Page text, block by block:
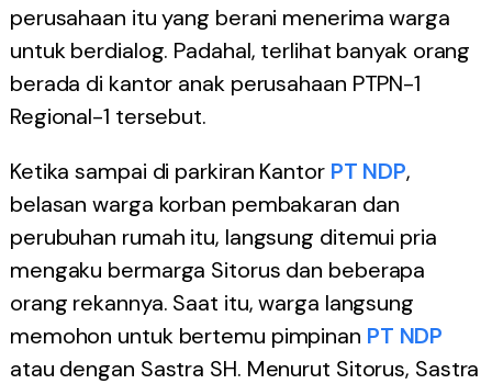
perusahaan itu yang berani menerima warga
untuk berdialog. Padahal, terlihat banyak orang
berada di kantor anak perusahaan PTPN-1
Regional-1 tersebut.
Ketika sampai di parkiran Kantor PT NDP,
belasan warga korban pembakaran dan
perubuhan rumah itu, langsung ditemui pria
mengaku bermarga Sitorus dan beberapa
orang rekannya. Saat itu, warga langsung
memohon untuk bertemu pimpinan PT NDP
atau dengan Sastra SH. Menurut Sitorus, Sastra